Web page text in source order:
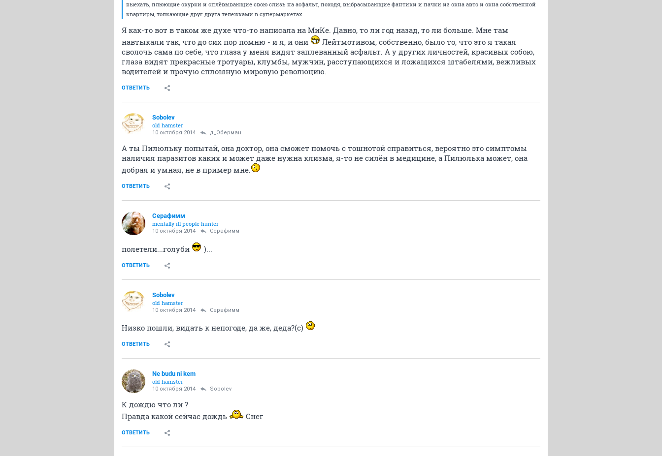
выехать, плюющие окурки и сплёвывающие свою слизь на асфальт, походя, выбрасывающие фантики и пачки из окна авто и окна собственной
квартиры, толкающие друг друга тележками в супермаркетах..
Я как-то вот в таком же духе что-то написала на МиКе. Давно, то ли год назад, то ли больше. Мне там
навтыкали так, что до сих пор помню - и я, и они
Лейтмотивом, собственно, было то, что это я такая
сволочь сама по себе, что глаза у меня видят заплеванный асфальт. А у других личностей, красивых собою,
глаза видят прекрасные тротуары, клумбы, мужчин, расступающихся и ложащихся штабелями, вежливых
водителей и прочую сплошную мировую революцию.
ОТВЕТИТЬ
Sobolev
old hamster
10 октября 2014 д_Оберман
А ты Пилюльку попытай, она доктор, она сможет помочь с тошнотой справиться, вероятно это симптомы
наличия паразитов каких и может даже нужна клизма, я-то не силён в медицине, а Пилюлька может, она
добрая и умная, не в пример мне.
ОТВЕТИТЬ
Серафимм
mentally ill people hunter
10 октября 2014 Серафимм
полетели...голуби )...
ОТВЕТИТЬ
Sobolev
old hamster
10 октября 2014 Серафимм
Низко пошли, видать к непогоде, да же, деда?(с)
ОТВЕТИТЬ
Ne budu ni kem
old hamster
10 октября 2014 Sobolev
К дождю что ли ?
Правда какой сейчас дождь
Снег
ОТВЕТИТЬ